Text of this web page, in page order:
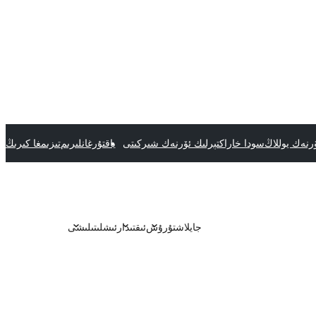
يوللاڭسودا خاراكتېرلىك ئۆرنەك شىركىتى ياقتۇرغانلىرىمتىزىمغا كىرىڭ
جايلاشتۇرۇشئىقتىدار ئىشلىتىلىشى